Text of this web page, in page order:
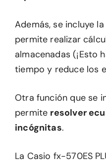
Además, se incluye
permite realizar
almacenadas (¡Esto
tiempo y reduce los
Otra función que se
permite resolver
incógnitas.
La Casio fx-570ES